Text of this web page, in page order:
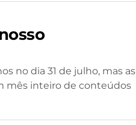
no dia 31 de julho, mas as
mês inteiro de conteúdos